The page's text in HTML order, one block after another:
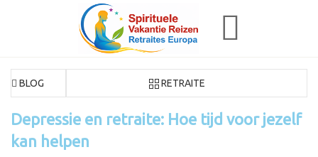
BLOG RETRAITE
Depressie en retraite: Hoe tijd voor jezelf
kan helpen